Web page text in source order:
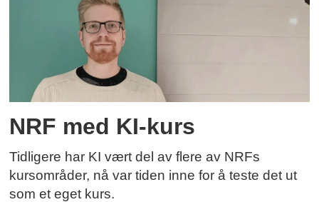
NRF med KI-kurs
Tidligere har KI vært del av flere av NRFs
kursområder, nå var tiden inne for å teste det ut
som et eget kurs.